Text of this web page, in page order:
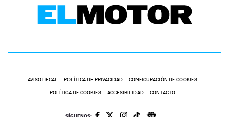
AVISO LEGAL POLÍTICA DE PRIVACIDAD CONFIGURACIÓN DE COOKIES
POLÍTICA DE COOKIES ACCESIBILIDAD CONTACTO